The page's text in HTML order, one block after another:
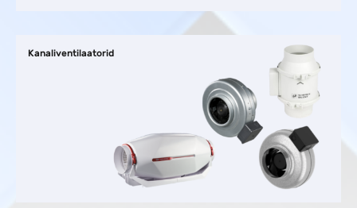
Kanaliventilaatorid